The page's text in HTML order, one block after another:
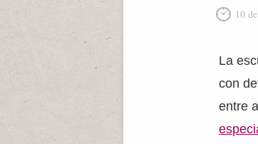
10
La
con
entre